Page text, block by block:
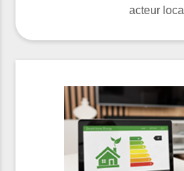
acteur local